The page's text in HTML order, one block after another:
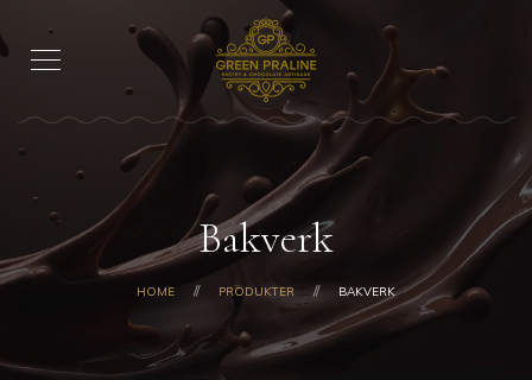
Bakverk
HOME PRODUKTER BAKVERK